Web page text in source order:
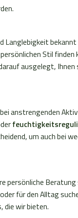
Komfort
Herren
den
Kragen
Sichtbarkeit
Langlebigkeit
Stil finden
ausgelegt,
anstrengenden
um auch bei
persönliche
für den Alltag
die wir bieten.